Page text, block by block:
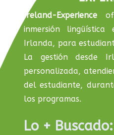
Ireland-Experience
inmersión
Irlanda, para
La gestión desde
personalizada,
del estudiante,
los programas.
Lo + Buscado: